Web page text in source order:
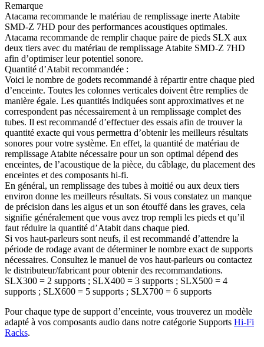
Remarque
Atacama recommande le matériau de remplissage inerte Atabite
SMD-Z 7HD pour des performances acoustiques optimales.
Atacama recommande de remplir chaque paire de pieds SLX aux
deux tiers avec du matériau de remplissage Atabite SMD-Z 7HD
afin d’optimiser leur potentiel sonore.
Quantité d’Atabit recommandée :
Voici le nombre de godets recommandé à répartir entre chaque pied
d’enceinte. Toutes les colonnes verticales doivent être remplies de
manière égale. Les quantités indiquées sont approximatives et ne
correspondent pas nécessairement à un remplissage complet des
tubes. Il est recommandé d’effectuer des essais afin de trouver la
quantité exacte qui vous permettra d’obtenir les meilleurs résultats
sonores pour votre système. En effet, la quantité de matériau de
remplissage Atabite nécessaire pour un son optimal dépend des
enceintes, de l’acoustique de la pièce, du câblage, du placement des
enceintes et des composants hi-fi.
En général, un remplissage des tubes à moitié ou aux deux tiers
environ donne les meilleurs résultats. Si vous constatez un manque
de précision dans les aigus et un son étouffé dans les graves, cela
signifie généralement que vous avez trop rempli les pieds et qu’il
faut réduire la quantité d’Atabit dans chaque pied.
Si vos haut-parleurs sont neufs, il est recommandé d’attendre la
période de rodage avant de déterminer le nombre exact de supports
nécessaires. Consultez le manuel de vos haut-parleurs ou contactez
le distributeur/fabricant pour obtenir des recommandations.
SLX300 = 2 supports ; SLX400 = 3 supports ; SLX500 = 4
supports ; SLX600 = 5 supports ; SLX700 = 6 supports
Pour chaque type de support d’enceinte, vous trouverez un modèle
adapté à vos composants audio dans notre catégorie Supports Hi-Fi
Racks.